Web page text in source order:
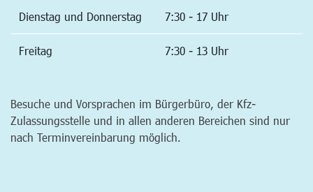
Dienstag und Donnerstag 7:30 - 17 Uhr
Freitag 7:30 - 13 Uhr
Besuche und Vorsprachen im Bürgerbüro, der Kfz-
Zulassungsstelle und in allen anderen Bereichen sind nur
nach Terminvereinbarung möglich.